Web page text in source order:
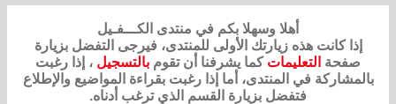
أهلا وسهلا بكم في منتدى الكـــفـيل
إذا كانت هذه زيارتك الأولى للمنتدى، فيرجى التفضل بزيارة
صفحة التعليمات كما يشرفنا أن تقوم بالتسجيل ، إذا رغبت
بالمشاركة في المنتدى، أما إذا رغبت بقراءة المواضيع والإطلاع
فتفضل بزيارة القسم الذي ترغب أدناه.